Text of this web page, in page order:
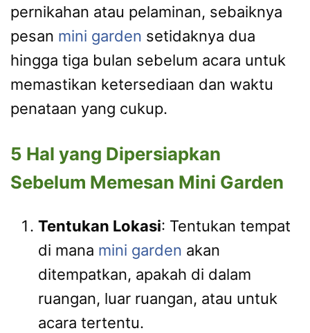
pernikahan atau pelaminan, sebaiknya
pesan mini garden setidaknya dua
hingga tiga bulan sebelum acara untuk
memastikan ketersediaan dan waktu
penataan yang cukup.
5 Hal yang Dipersiapkan
Sebelum Memesan Mini Garden
Tentukan Lokasi: Tentukan tempat
di mana mini garden akan
ditempatkan, apakah di dalam
ruangan, luar ruangan, atau untuk
acara tertentu.